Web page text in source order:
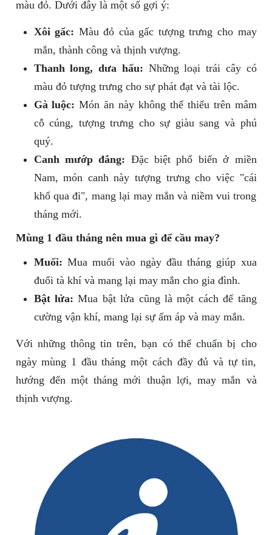
màu đỏ. Dưới đây là một số gợi ý:
Xôi gấc: Màu đỏ của gấc tượng trưng cho may
mắn, thành công và thịnh vượng.
Thanh long, dưa hấu: Những loại trái cây có
màu đỏ tượng trưng cho sự phát đạt và tài lộc.
Gà luộc: Món ăn này không thể thiếu trên mâm
cỗ cúng, tượng trưng cho sự giàu sang và phú
quý.
Canh mướp đắng: Đặc biệt phổ biến ở miền
Nam, món canh này tượng trưng cho việc "cái
khổ qua đi", mang lại may mắn và niềm vui trong
tháng mới.
Mùng 1 đầu tháng nên mua gì để cầu may?
Muối: Mua muối vào ngày đầu tháng giúp xua
đuổi tà khí và mang lại may mắn cho gia đình.
Bật lửa: Mua bật lửa cũng là một cách để tăng
cường vận khí, mang lại sự ấm áp và may mắn.
Với những thông tin trên, bạn có thể chuẩn bị cho
ngày mùng 1 đầu tháng một cách đầy đủ và tự tin,
hướng đến một tháng mới thuận lợi, may mắn và
thịnh vượng.